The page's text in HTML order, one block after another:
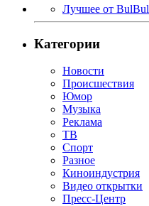
Лучшее от BulBul
Категории
Новости
Происшествия
Юмор
Музыка
Реклама
ТВ
Спорт
Разное
Киноиндустрия
Видео открытки
Пресс-Центр